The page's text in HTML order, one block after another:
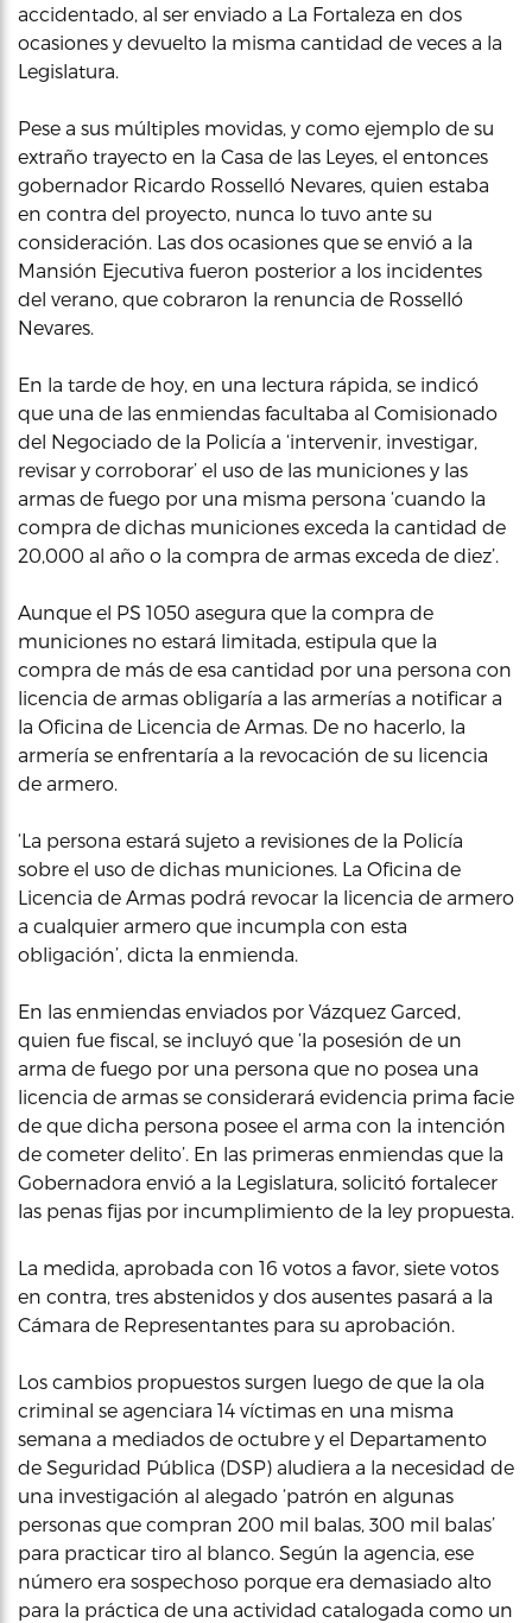
accidentado, al ser enviado a La Fortaleza en dos
ocasiones y devuelto la misma cantidad de veces a la
Legislatura.
Pese a sus múltiples movidas, y como ejemplo de su
extraño trayecto en la Casa de las Leyes, el entonces
gobernador Ricardo Rosselló Nevares, quien estaba
en contra del proyecto, nunca lo tuvo ante su
consideración. Las dos ocasiones que se envió a la
Mansión Ejecutiva fueron posterior a los incidentes
del verano, que cobraron la renuncia de Rosselló
Nevares.
En la tarde de hoy, en una lectura rápida, se indicó
que una de las enmiendas facultaba al Comisionado
del Negociado de la Policía a ‘intervenir, investigar,
revisar y corroborar’ el uso de las municiones y las
armas de fuego por una misma persona ‘cuando la
compra de dichas municiones exceda la cantidad de
20,000 al año o la compra de armas exceda de diez’.
Aunque el PS 1050 asegura que la compra de
municiones no estará limitada, estipula que la
compra de más de esa cantidad por una persona con
licencia de armas obligaría a las armerías a notificar a
la Oficina de Licencia de Armas. De no hacerlo, la
armería se enfrentaría a la revocación de su licencia
de armero.
‘La persona estará sujeto a revisiones de la Policía
sobre el uso de dichas municiones. La Oficina de
Licencia de Armas podrá revocar la licencia de armero
a cualquier armero que incumpla con esta
obligación’, dicta la enmienda.
En las enmiendas enviados por Vázquez Garced,
quien fue fiscal, se incluyó que ‘la posesión de un
arma de fuego por una persona que no posea una
licencia de armas se considerará evidencia prima facie
de que dicha persona posee el arma con la intención
de cometer delito’. En las primeras enmiendas que la
Gobernadora envió a la Legislatura, solicitó fortalecer
las penas fijas por incumplimiento de la ley propuesta.
La medida, aprobada con 16 votos a favor, siete votos
en contra, tres abstenidos y dos ausentes pasará a la
Cámara de Representantes para su aprobación.
Los cambios propuestos surgen luego de que la ola
criminal se agenciara 14 víctimas en una misma
semana a mediados de octubre y el Departamento
de Seguridad Pública (DSP) aludiera a la necesidad de
una investigación al alegado ‘patrón en algunas
personas que compran 200 mil balas, 300 mil balas’
para practicar tiro al blanco. Según la agencia, ese
número era sospechoso porque era demasiado alto
para la práctica de una actividad catalogada como un